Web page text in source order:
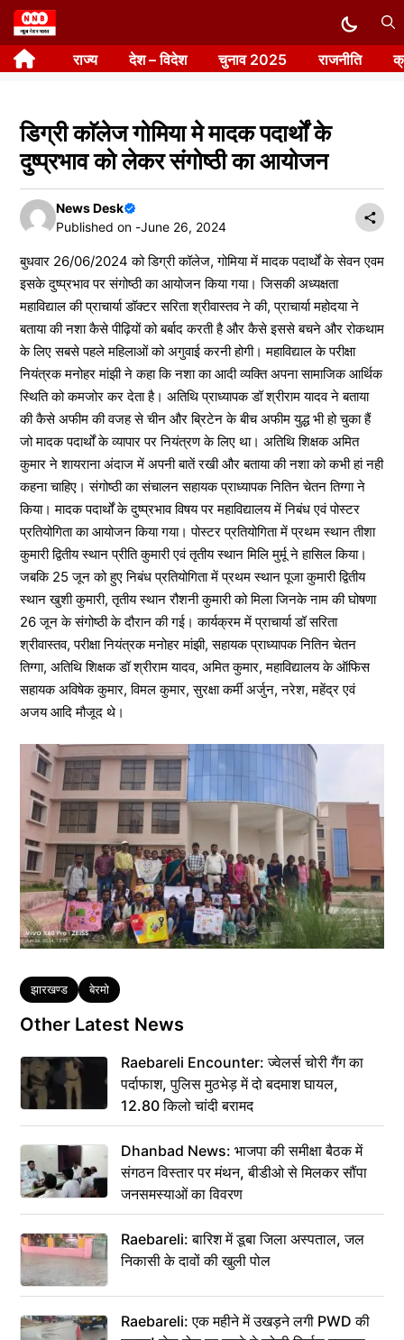
Skip
to
content राज्य देश – विदेश चुनाव 2025 राजनीति
डिग्री काॅलेज गोमिया मे मादक पदार्थों के
दुष्प्रभाव को लेकर संगोष्ठी का आयोजन
News Desk
Published on -June 26, 2024
बुधवार 26/06/2024 को डिग्री कॉलेज, गोमिया में मादक पदार्थों के सेवन एवम
इसके दुष्प्रभाव पर संगोष्ठी का आयोजन किया गया। जिसकी अध्यक्षता
महाविद्याल की प्राचार्या डॉक्टर सरिता श्रीवास्तव ने की, प्राचार्या महोदया ने
बताया की नशा कैसे पीढ़ियों को बर्बाद करती है और कैसे इससे बचने और रोकथाम
के लिए सबसे पहले महिलाओं को अगुवाई करनी होगी। महाविद्याल के परीक्षा
नियंत्रक मनोहर मांझी ने कहा कि नशा का आदी व्यक्ति अपना सामाजिक आर्थिक
स्थिति को कमजोर कर देता है। अतिथि प्राध्यापक डॉ श्रीराम यादव ने बताया
की कैसे अफीम की वजह से चीन और ब्रिटेन के बीच अफीम युद्ध भी हो चुका हैं
जो मादक पदार्थों के व्यापार पर नियंत्रण के लिए था। अतिथि शिक्षक अमित
कुमार ने शायराना अंदाज में अपनी बातें रखी और बताया की नशा को कभी हां नही
कहना चाहिए। संगोष्ठी का संचालन सहायक प्राध्यापक नितिन चेतन तिग्गा ने
किया। मादक पदार्थों के दुष्प्रभाव विषय पर महाविद्यालय में निबंध एवं पोस्टर
प्रतियोगिता का आयोजन किया गया। पोस्टर प्रतियोगिता में प्रथम स्थान तीशा
कुमारी द्वितीय स्थान प्रीति कुमारी एवं तृतीय स्थान मिलि मुर्मू ने हासिल किया।
जबकि 25 जून को हुए निबंध प्रतियोगिता में प्रथम स्थान पूजा कुमारी द्वितीय
स्थान खुशी कुमारी, तृतीय स्थान रौशनी कुमारी को मिला जिनके नाम की घोषणा
26 जून के संगोष्ठी के दौरान की गई। कार्यक्रम में प्राचार्या डॉ सरिता
श्रीवास्तव, परीक्षा नियंत्रक मनोहर मांझी, सहायक प्राध्यापक नितिन चेतन
तिग्गा, अतिथि शिक्षक डॉ श्रीराम यादव, अमित कुमार, महाविद्यालय के ऑफिस
सहायक अविषेक कुमार, विमल कुमार, सुरक्षा कर्मी अर्जुन, नरेश, महेंद्र एवं
अजय आदि मौजूद थे।
Tags
झारखण्ड बेरमो
Other Latest News
Raebareli Encounter: ज्वेलर्स चोरी गैंग का
पर्दाफाश, पुलिस मुठभेड़ में दो बदमाश घायल,
12.80 किलो चांदी बरामद
Dhanbad News: भाजपा की समीक्षा बैठक में
संगठन विस्तार पर मंथन, बीडीओ से मिलकर सौंपा
जनसमस्याओं का विवरण
Raebareli: बारिश में डूबा जिला अस्पताल, जल
निकासी के दावों की खुली पोल
Raebareli: एक महीने में उखड़ने लगी PWD की